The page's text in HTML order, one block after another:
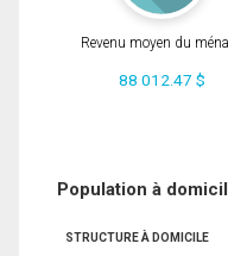
Revenu moyen du
88 012.47 $
Population à
STRUCTURE À DOMICILE